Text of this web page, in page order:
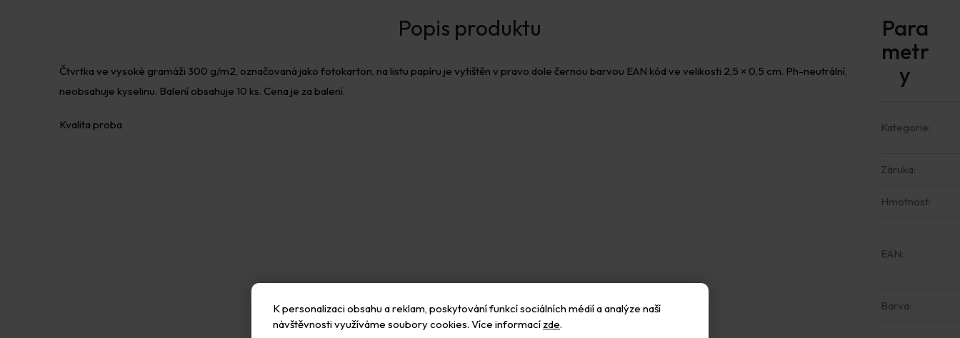
K personalizaci obsahu a reklam, poskytování funkcí sociálních médií a analýze naší
návštěvnosti využíváme soubory cookies. Více informací zde.
Čtvrtka ve vysoké gramáži 300 g/m2, označovaná jako fotokarton, na listu papíru je vytištěn v pravo dole černou barvou EAN kód ve velikosti 2,5 × 0,5 cm. Ph-neutrální,
neobsahuje kyselinu. Balení obsahuje 10 ks. Cena je za balení.
Kvalita proba Kategorie:
Záruka:
Hmotnost:
EAN:
Barva: